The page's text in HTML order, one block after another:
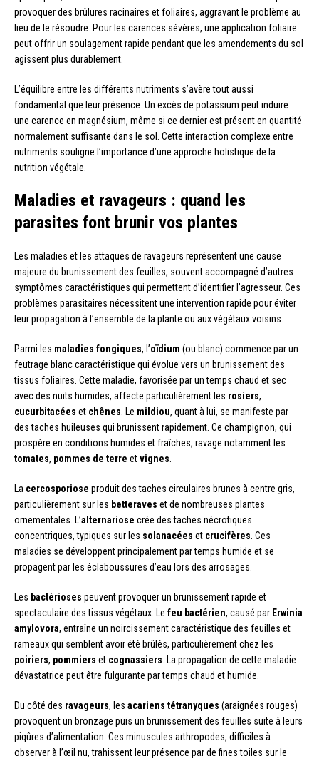
provoquer des brûlures racinaires et foliaires, aggravant le problème au
lieu de le résoudre. Pour les carences sévères, une application foliaire
peut offrir un soulagement rapide pendant que les amendements du sol
agissent plus durablement.
L’équilibre entre les différents nutriments s’avère tout aussi
fondamental que leur présence. Un excès de potassium peut induire
une carence en magnésium, même si ce dernier est présent en quantité
normalement suffisante dans le sol. Cette interaction complexe entre
nutriments souligne l’importance d’une approche holistique de la
nutrition végétale.
Maladies et ravageurs : quand les
parasites font brunir vos plantes
Les maladies et les attaques de ravageurs représentent une cause
majeure du brunissement des feuilles, souvent accompagné d’autres
symptômes caractéristiques qui permettent d’identifier l’agresseur. Ces
problèmes parasitaires nécessitent une intervention rapide pour éviter
leur propagation à l’ensemble de la plante ou aux végétaux voisins.
Parmi les maladies fongiques, l’oïdium (ou blanc) commence par un
feutrage blanc caractéristique qui évolue vers un brunissement des
tissus foliaires. Cette maladie, favorisée par un temps chaud et sec
avec des nuits humides, affecte particulièrement les rosiers,
cucurbitacées et chênes . Le mildiou, quant à lui, se manifeste par
des taches huileuses qui brunissent rapidement. Ce champignon, qui
prospère en conditions humides et fraîches, ravage notamment les
tomates, pommes de terre etvignes
La cercosporiose produit des taches circulaires brunes à centre gris,
particulièrement sur les betteraves et de nombreuses plantes
ornementales. L’alternariose crée des taches nécrotiques
concentriques, typiques sur les solanacées et crucifères . Ces
maladies se développent principalement par temps humide et se
propagent par les éclaboussures d’eau lors des arrosages.
Les bactérioses peuvent provoquer un brunissement rapide et
spectaculaire des tissus végétaux. Le feu bactérien, causé par Erwinia
amylovora, entraîne un noircissement caractéristique des feuilles et
rameaux qui semblent avoir été brûlés, particulièrement chez les
poiriers, pommiers et cognassiers . La propagation de cette maladie
dévastatrice peut être fulgurante par temps chaud et humide.
Du côté des ravageurs, les acariens tétranyques (araignées rouges)
provoquent un bronzage puis un brunissement des feuilles suite à leurs
piqûres d’alimentation. Ces minuscules arthropodes, difficiles à
observer à l’œil nu, trahissent leur présence par de fines toiles sur le